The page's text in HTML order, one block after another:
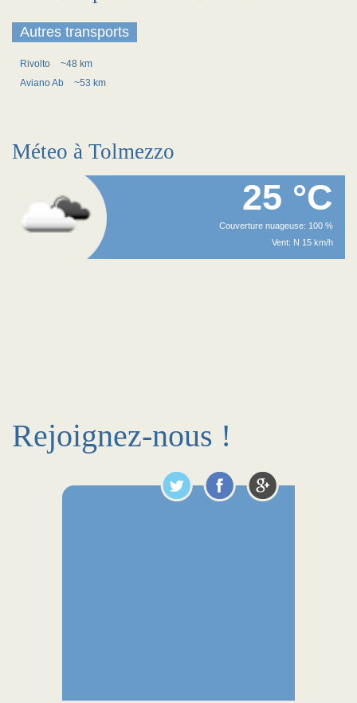
Autres transports
Rivolto
~48 km
Aviano Ab
~53 km
Méteo à Tolmezzo
25 °C
Couverture nuageuse: 100 %
Vent: N 15 km/h
Rejoignez-nous !